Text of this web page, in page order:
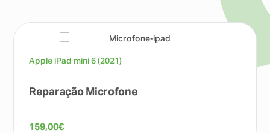
Apple iPad mini 6 (2021)
Reparação Microfone
159,00€